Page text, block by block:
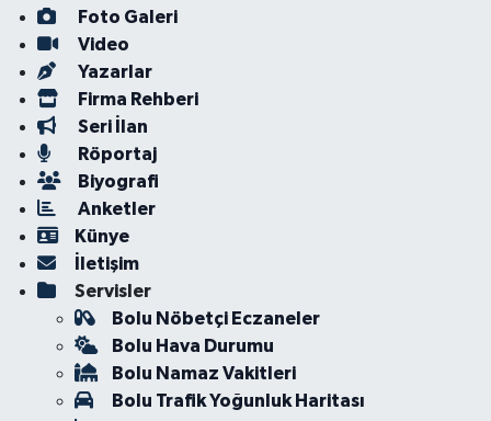
Foto Galeri
Video
Yazarlar
Firma Rehberi
Seri İlan
Röportaj
Biyografi
Anketler
Künye
İletişim
Servisler
Bolu Nöbetçi Eczaneler
Bolu Hava Durumu
Bolu Namaz Vakitleri
Bolu Trafik Yoğunluk Haritası